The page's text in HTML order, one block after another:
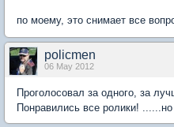
по моему, это снимает все
policmen
06 May 2012
Проголосовал за одного, за
Понравились все ролики! ......но